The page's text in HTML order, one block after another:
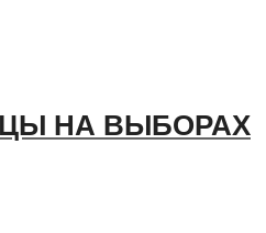
НА ВЫБОРАХ